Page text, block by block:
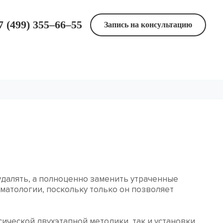
(499) 355–66–55 Запись на консультацию
а полноценно заменить утраченные
поскольку только он позволяет